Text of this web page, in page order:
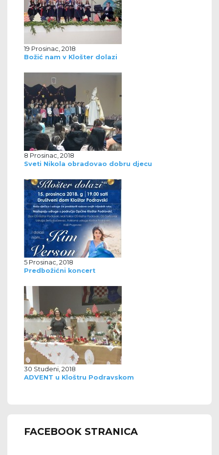
19 Prosinac, 2018
Božić nam v Klošter dolazi
8 Prosinac, 2018
Sveti Nikola obradovao dobru djecu
5 Prosinac, 2018
Predbožićni koncert
30 Studeni, 2018
ADVENT u Kloštru Podravskom
FACEBOOK STRANICA